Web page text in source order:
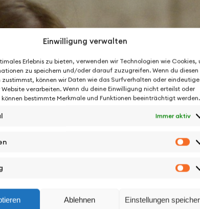
Einwilligung verwalten
Erlebnis zu bieten, verwenden wir Technologien wie Cookies,
zu speichern und/oder darauf zuzugreifen. Wenn du diesen
zustimmst, können wir Daten wie das Surfverhalten oder eindeutige
Website verarbeiten. Wenn du deine Einwilligung nicht erteilst oder
bestimmte Merkmale und Funktionen beeinträchtigt werden.
Immer aktiv
Ablehnen Einstellungen